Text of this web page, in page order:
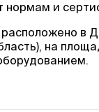
нормам и
в
на